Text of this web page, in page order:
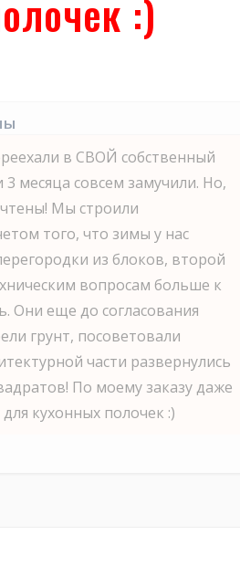
:)
в СВОЙ собственный
месяца совсем замучили. Но,
Мы строили
того, что зимы у нас
из блоков, второй
вопросам больше к
Они еще до согласования
грунт, посоветовали
части развернулись
По моему заказу даже
кухонных полочек :)